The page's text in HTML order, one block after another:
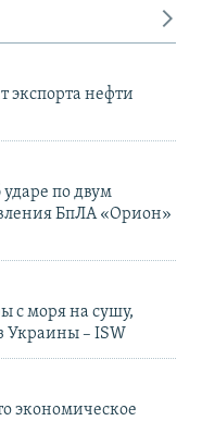
экспорта нефти
по двум
БпЛА «Орион»
с моря на сушу,
Украины – ISW
экономическое